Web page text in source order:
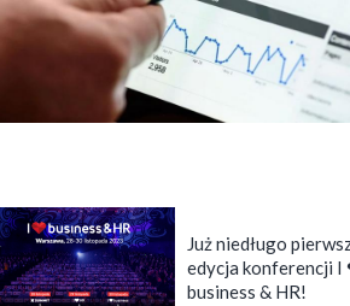
Już niedługo
edycja konferencji I
business & HR!